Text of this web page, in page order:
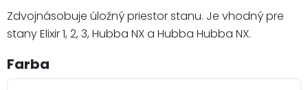
Zdvojnásobuje úložný priestor stanu. Je vhodný pre
stany Elixir 1, 2, 3, Hubba NX a Hubba Hubba NX.
Farba